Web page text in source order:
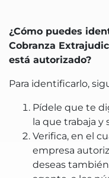
¿Cómo puedes
Cobranza
está autorizado?
Para identificarlo,
Pídele que te
la que trabaja y
Verifica, en el
empresa
deseas